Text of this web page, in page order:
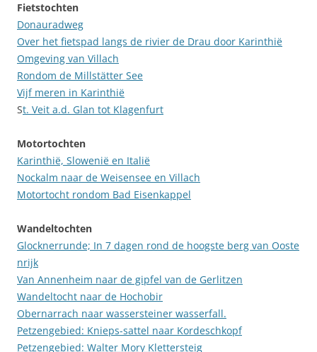
Fietstochten
Donauradweg
Over het fietspad langs de rivier de Drau door Karinthië
Omgeving van Villach
Rondom de Millstätter See
Vijf meren in Karinthië
St. Veit a.d. Glan tot Klagenfurt
Motortochten
Karinthië, Slowenië en Italië
Nockalm naar de Weisensee en Villach
Motortocht rondom Bad Eisenkappel
Wandeltochten
Glocknerrunde; In 7 dagen rond de hoogste berg van Ooste
nrijk
Van Annenheim naar de gipfel van de Gerlitzen
Wandeltocht naar de Hochobir
Obernarrach naar wassersteiner wasserfall.
Petzengebied: Knieps-sattel naar Kordeschkopf
Petzengebied: Walter Mory Klettersteig